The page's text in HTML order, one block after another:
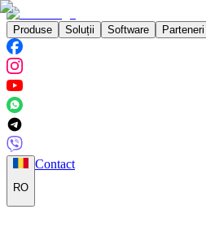
Produse Soluții Software Parteneri
RO
Contact